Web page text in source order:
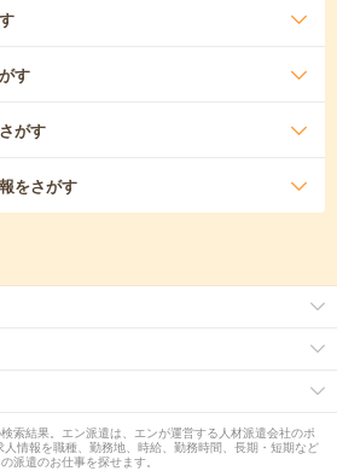
す
がす
をさがす
索結果。エン派遣は、エンが運営する人材派遣会社のポ
情報を職種、勤務地、時給、勤務時間、長期・短期など
派遣のお仕事を探せます。